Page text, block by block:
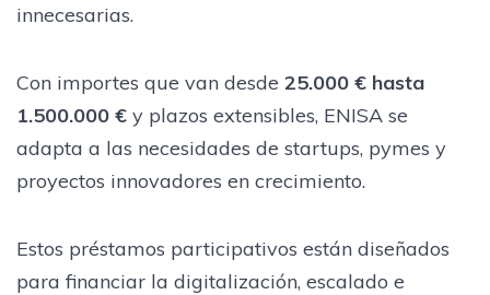
innecesarias.
Con importes que van desde 25.000 € hasta
1.500.000 € y plazos extensibles, ENISA se
adapta a las necesidades de startups, pymes y
proyectos innovadores en crecimiento.
Estos préstamos participativos están diseñados
para financiar la digitalización, escalado e